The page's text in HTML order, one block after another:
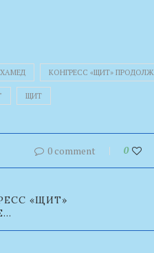
КОНГРЕСС «ЩИТ»
ЩИТ
0 comment 0
«ЩИТ»